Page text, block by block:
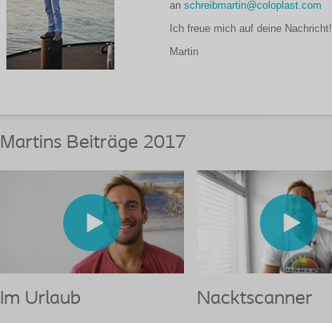
an schreibmartin@coloplast.com
Ich freue mich auf deine Nachricht!
Martin
Martins Beiträge 2017
Im Urlaub Nacktscanner